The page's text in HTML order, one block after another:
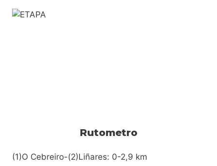
Rutometro
(1)O Cebreiro-(2)Liñares: 0-2,9 km